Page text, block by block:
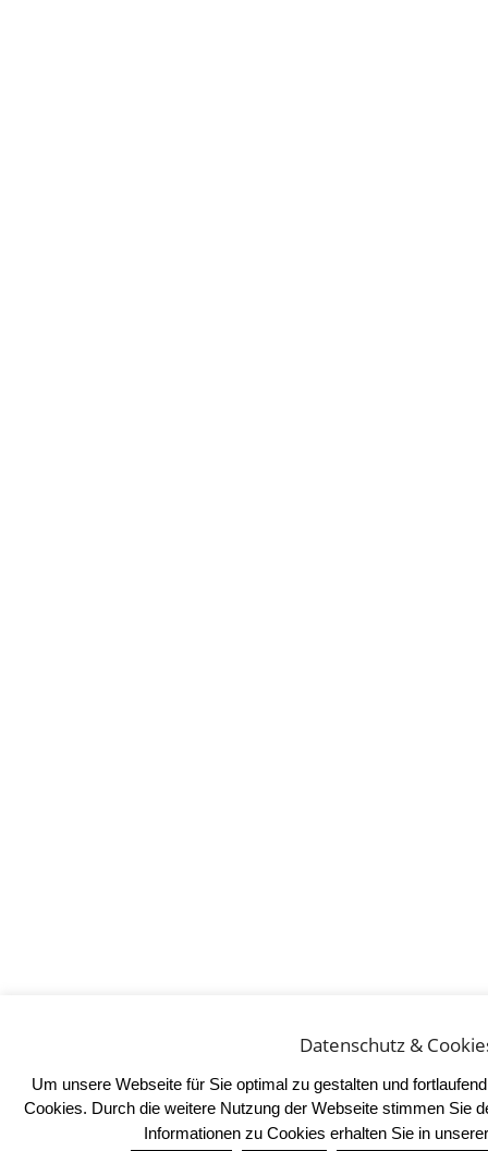
Datenschutz &
Um unsere Webseite für Sie optimal zu gestalten und
Cookies. Durch die weitere Nutzung der Webseite stimmen Sie
Informationen zu Cookies erhalten Sie in